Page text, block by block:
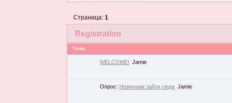
Registration
Страница: 1
Тема
WELCOME!
Jamie
Опрос: Новичкам зайти сюда Jamie